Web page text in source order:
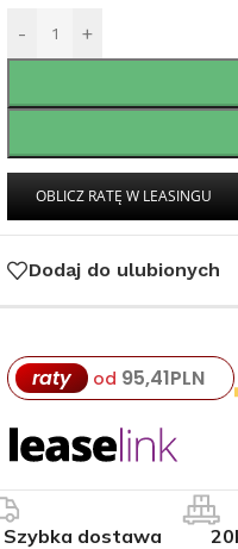
- +
Dodaj do ulubionych
raty od 95,41PLN
Szybka dostawa